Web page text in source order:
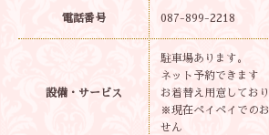
電話番号 087-899-2218
設備・サービス
駐車場あります。
ネット予約できます
お着替え用意してお
※現在ペイペイでの
せん